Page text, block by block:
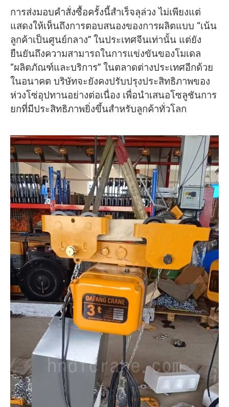
การส่งมอบคำสั่งซื้อครั้งนี้สำเร็จลุล่วง ไม่เพียงแต่
แสดงให้เห็นถึงการตอบสนองของการผลิตแบบ “เน้น
ลูกค้าเป็นศูนย์กลาง” ในประเทศจีนเท่านั้น แต่ยัง
ยืนยันถึงความสามารถในการแข่งขันของโมเดล
“ผลิตภัณฑ์และบริการ” ในตลาดต่างประเทศอีกด้วย
ในอนาคต บริษัทจะยังคงปรับปรุงประสิทธิภาพของ
ห่วงโซ่อุปทานอย่างต่อเนื่อง เพื่อนำเสนอโซลูชันการ
ยกที่มีประสิทธิภาพยิ่งขึ้นสำหรับลูกค้าทั่วโลก